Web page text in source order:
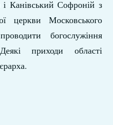
Канівський Софроній з
церкви Московського
богослужіння
приходи області